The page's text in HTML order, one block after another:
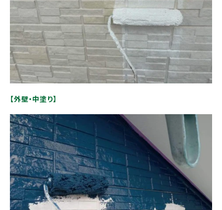
【外壁・中塗り】